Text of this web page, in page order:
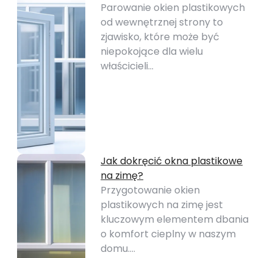
Parowanie okien plastikowych
od wewnętrznej strony to
zjawisko, które może być
niepokojące dla wielu
właścicieli…
Jak dokręcić okna plastikowe
na zimę?
Przygotowanie okien
plastikowych na zimę jest
kluczowym elementem dbania
o komfort cieplny w naszym
domu.…